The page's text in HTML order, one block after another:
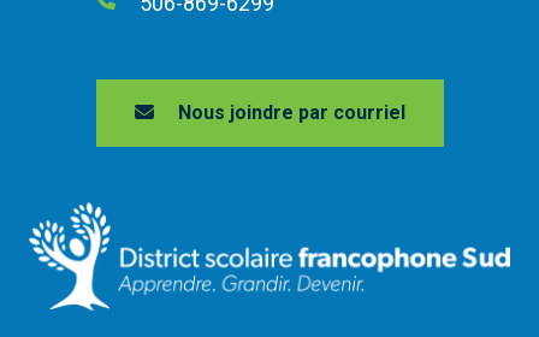
Nous joindre par courriel